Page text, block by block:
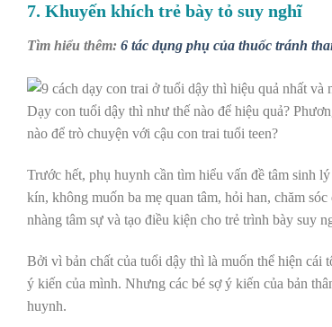
7. Khuyến khích trẻ bày tỏ suy nghĩ
Tìm hiểu thêm: 6 tác dụng phụ của thuốc tránh
Dạy con tuổi dậy thì như thế nào để hiệu quả?
nào để trò chuyện với cậu con trai tuổi teen?
Trước hết, phụ huynh cần tìm hiểu vấn đề tâm sinh
kín, không muốn ba mẹ quan tâm, hỏi han, chăm
nhàng tâm sự và tạo điều kiện cho trẻ trình bày suy
Bởi vì bản chất của tuổi dậy thì là muốn thể hiện cái
ý kiến của mình. Nhưng các bé sợ ý kiến của bản
huynh.